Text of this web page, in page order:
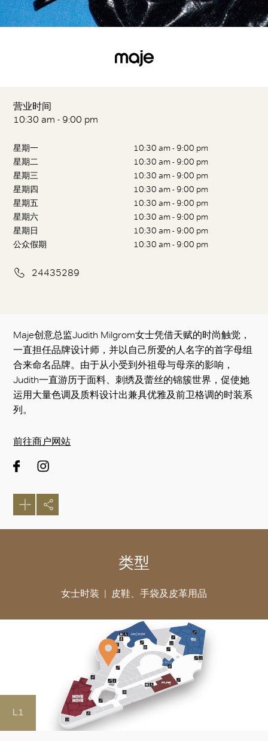
营业时间
10:30 am - 9:00 pm
星期一
10:30 am - 9:00 pm
星期二
10:30 am - 9:00 pm
星期三
10:30 am - 9:00 pm
星期四
10:30 am - 9:00 pm
星期五
10:30 am - 9:00 pm
星期六
10:30 am - 9:00 pm
星期日
10:30 am - 9:00 pm
公众假期
10:30 am - 9:00 pm
24435289
Maje创意总监Judith Milgrom女士凭借天赋的时尚触觉，
一直担任品牌设计师，并以自己所爱的人名字的首字母组
合来命名品牌。由于从小受到外祖母与母亲的影响，
Judith一直游历于面料、刺绣及蕾丝的锦簇世界，促使她
运用大量色调及质料设计出兼具优雅及前卫格调的时装系
列。
前往商户网站
类型
女士时装 皮鞋、手袋及皮革用品
L1
好